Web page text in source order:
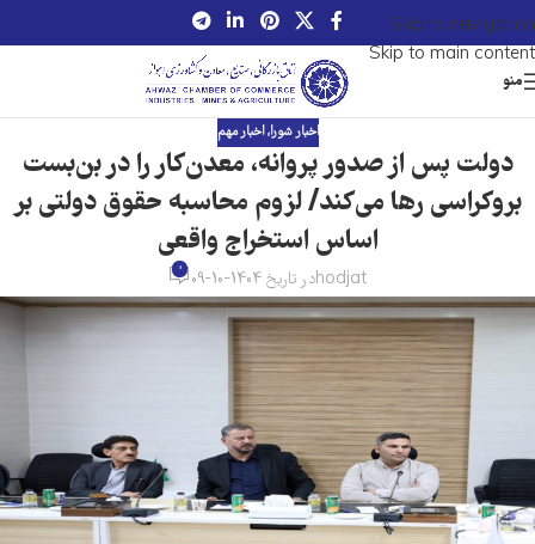
Skip to navigation
Skip to main content
منو
اخبار شورا,اخبار مهم
دولت پس از صدور پروانه، معدن‌کار را در بن‌بست
بروکراسی رها می‌کند/ لزوم محاسبه حقوق دولتی بر
اساس استخراج واقعی
hodjatدر تاریخ 1404-10-09 0